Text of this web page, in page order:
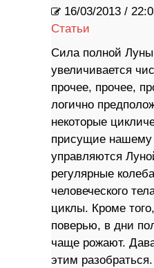
16/03/2013 /
Статьи
Сила полной
увеличивается
прочее, прочее,
логично
некоторые
присущие нашему
управляются
регулярные
человеческого
циклы. Кроме
поверью, в дни
чаще рожают.
этим